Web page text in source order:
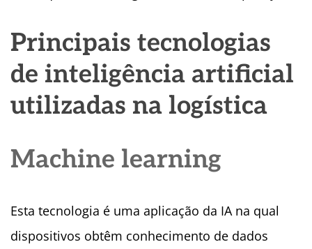
Principais tecnologias
de inteligência artificial
utilizadas na logística
Machine learning
Esta tecnologia é uma aplicação da IA na qual
dispositivos obtêm conhecimento de dados